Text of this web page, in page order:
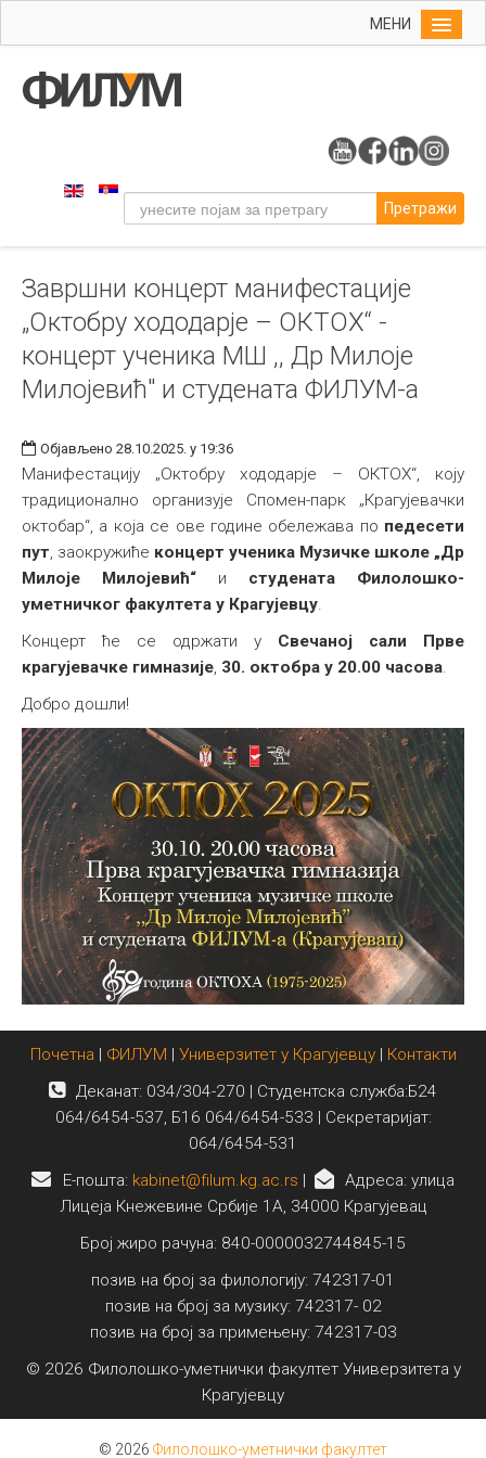
МЕНИ
Упис
Уметност
Музичка уметност
Примењена и ликовна уметност
Галерија
Издаваштво
Библиотека
Студенти
Међународна
Претражи
Завршни концерт манифестације
„Октобру хододарје – ОКТОХ“ -
концерт ученика МШ ,, Др Милоје
Милојевић" и студената ФИЛУМ-а
Објављено 28.10.2025. у 19:36
Манифестацију „Октобру хододарје – ОКТОХ“, коју
традиционално организује Спомен-парк „Крагујевачки
октобар“, а која се ове године обележава по педесети
пут, заокружиће концерт ученика Музичке школе „Др
Милоје Милојевић“ и студената Филолошко-
уметничког факултета у Крагујевцу.
Концерт ће се одржати у Свечаној сали Прве
крагујевачке гимназије, 30. октобра у 20.00 часова.
Добро дошли!
Почетна | ФИЛУМ | Универзитет у Крагујевцу| Контакти
Деканат: 034/304-270 | Студентска служба:Б24
064/6454-537, Б16 064/6454-533 | Секретаријат:
064/6454-531
E-пошта: kabinet@filum.kg.ac.rs |
Адреса: улица
Лицеја Кнежевине Србије 1А, 34000 Крагујевац
Број жиро рачуна: 840-0000032744845-15
позив на број за филологију: 742317-01
позив на број за музику: 742317- 02
позив на број за примењену: 742317-03
© 2026 Филолошко-уметнички факултет Универзитета у
Крагујевцу
© 2026 Филолошко-уметнички факултет